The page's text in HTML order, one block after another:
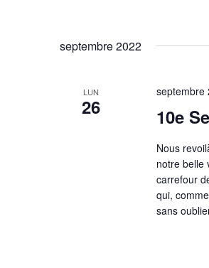
septembre 2022
LUN
26
septembre
10e
Nous
notre belle
carrefour
qui,
sans